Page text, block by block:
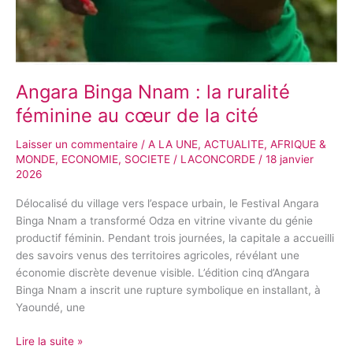
Angara Binga Nnam : la ruralité
féminine au cœur de la cité
Laisser un commentaire / A LA UNE, ACTUALITE, AFRIQUE &
MONDE, ECONOMIE, SOCIETE / LACONCORDE / 18 janvier
2026
Délocalisé du village vers l’espace urbain, le Festival Angara
Binga Nnam a transformé Odza en vitrine vivante du génie
productif féminin. Pendant trois journées, la capitale a accueilli
des savoirs venus des territoires agricoles, révélant une
économie discrète devenue visible. L’édition cinq d’Angara
Binga Nnam a inscrit une rupture symbolique en installant, à
Yaoundé, une
Lire la suite »